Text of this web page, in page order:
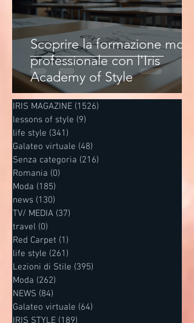
Scoprire la formazione moda
professionale con l'Iris
Academy of Style
IRIS MAGAZINE (1526)
lessons of style (9)
life style (341)
Galateo virtuale (48)
Senza categoria (216)
Romania (0)
Moda (185)
news (130)
TV/ MEDIA (37)
travel (0)
Red Carpet (1)
life style (261)
Lezioni di Stile (395)
Moda (262)
NEWS (84)
Galateo virtuale (64)
IRIS STYLE (189)